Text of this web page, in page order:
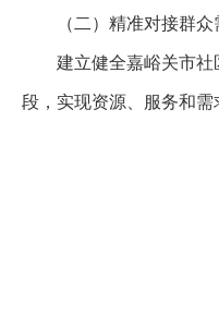
（二）精准对接群众
建立健全嘉峪关市
段，实现资源、服务和需